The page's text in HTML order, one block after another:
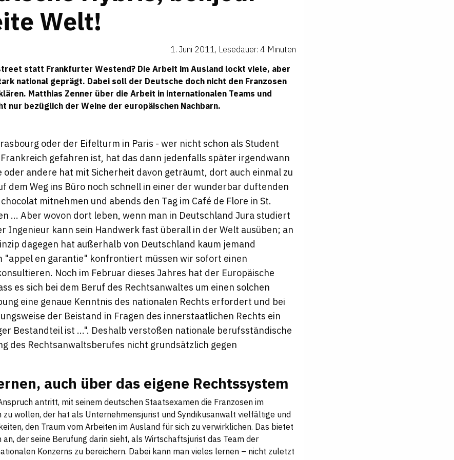
Welt!
1. Juni 2011, Lesedauer: 4 Minuten
statt Frankfurter Westend? Die Arbeit im Ausland lockt viele, aber
national geprägt. Dabei soll der Deutsche doch nicht den Franzosen
Matthias Zenner über die Arbeit in internationalen Teams und
nur bezüglich der Weine der europäischen Nachbarn.
oder der Eifelturm in Paris - wer nicht schon als Student
gefahren ist, hat das dann jedenfalls später irgendwann
oder andere hat mit Sicherheit davon geträumt, dort auch einmal zu
dem Weg ins Büro noch schnell in einer der wunderbar duftenden
mitnehmen und abends den Tag im Café de Flore in St.
... Aber wovon dort leben, wenn man in Deutschland Jura studiert
Ingenieur kann sein Handwerk fast überall in der Welt ausüben; an
dagegen hat außerhalb von Deutschland kaum jemand
"appel en garantie" konfrontiert müssen wir sofort einen
Noch im Februar dieses Jahres hat der Europäische
es sich bei dem Beruf des Rechtsanwaltes um einen solchen
eine genaue Kenntnis des nationalen Rechts erfordert und bei
der Beistand in Fragen des innerstaatlichen Rechts ein
Bestandteil ist ...". Deshalb verstoßen nationale berufsständische
des Rechtsanwaltsberufes nicht grundsätzlich gegen
auch über das eigene Rechtssystem
antritt, mit seinem deutschen Staatsexamen die Franzosen im
zu wollen, der hat als Unternehmensjurist und Syndikusanwalt vielfältige und
den Traum vom Arbeiten im Ausland für sich zu verwirklichen. Das bietet
der seine Berufung darin sieht, als Wirtschaftsjurist das Team der
Konzerns zu bereichern. Dabei kann man vieles lernen – nicht zuletzt